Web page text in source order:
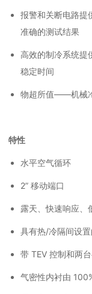
报警和关断电路提
准确的测试结果
高效的制冷系统提
稳定时间
物超所值——机械
特性
水平空气循环
2” 移动端口
露天、快速响应、
具有热/冷隔间设
带 TEV 控制和两
气密性内衬由